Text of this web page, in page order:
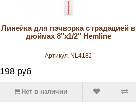
увеличить
Линейка для пэчворка с градацией в
дюймах 8"х1/2" Hemline
Артикул: NL4182
198руб
Нет в наличии